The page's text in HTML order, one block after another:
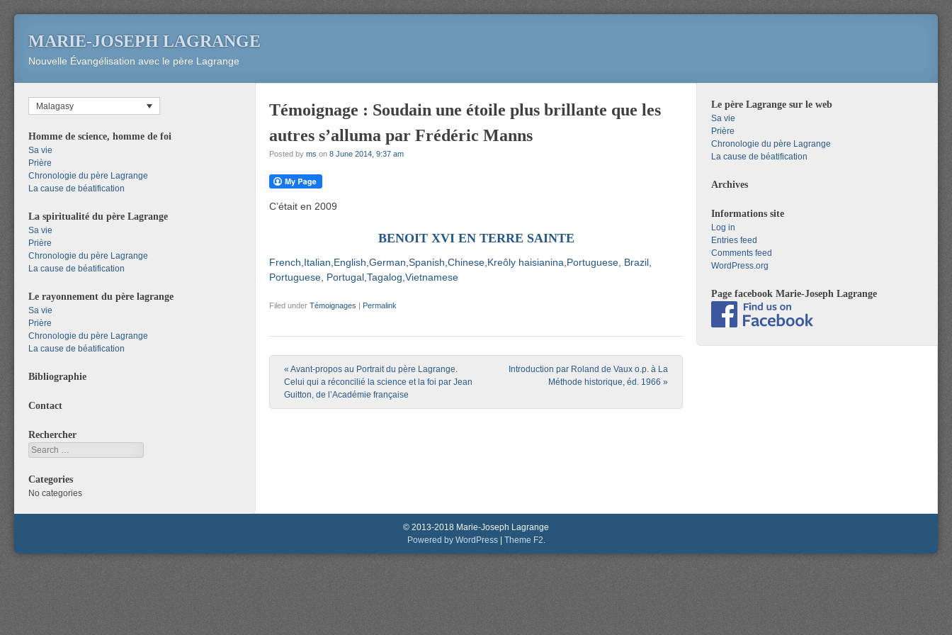
MARIE-JOSEPH LAGRANGE
Nouvelle Évangélisation avec le père Lagrange
Témoignage : Soudain une étoile plus brillante que les
autres s’alluma par Frédéric Manns
Posted by ms on 8 June 2014, 9:37 am
C’était en 2009
BENOIT XVI EN TERRE SAINTE
French Italian English German Spanish Chinese Kreôly haisianina Portuguese, Brazil
Portuguese, Portugal Tagalog Vietnamese
Filed under Témoignages | Permalink
Post navigation
« Avant-propos au Portrait du père Lagrange.
Celui qui a réconcilié la science et la foi par Jean
Guitton, de l’Académie française
Introduction par Roland de Vaux o.p. à La
Méthode historique, éd. 1966 »
Malagasy
Homme de science, homme de foi
Sa vie
Prière
Chronologie du père Lagrange
La cause de béatification
La spiritualité du père Lagrange
Sa vie
Prière
Chronologie du père Lagrange
La cause de béatification
Le rayonnement du père lagrange
Sa vie
Prière
Chronologie du père Lagrange
La cause de béatification
Bibliographie
Contact
Rechercher
Search
Categories
No categories
Le père Lagrange sur le web
Sa vie
Prière
Chronologie du père Lagrange
La cause de béatification
Archives
Informations site
Log in
Entries feed
Comments feed
WordPress.org
Page facebook Marie-Joseph Lagrange
© 2013-2018 Marie-Joseph Lagrange
Powered by WordPress | Theme F2.